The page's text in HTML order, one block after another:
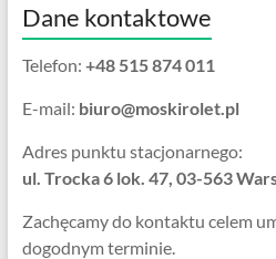
Dane kontaktowe
Telefon: +48 515 874 011
E-mail: biuro@moskirolet.pl
Adres punktu stacjonarnego:
ul. Trocka 6 lok. 47, 03-563
Zachęcamy do kontaktu celem
dogodnym terminie.